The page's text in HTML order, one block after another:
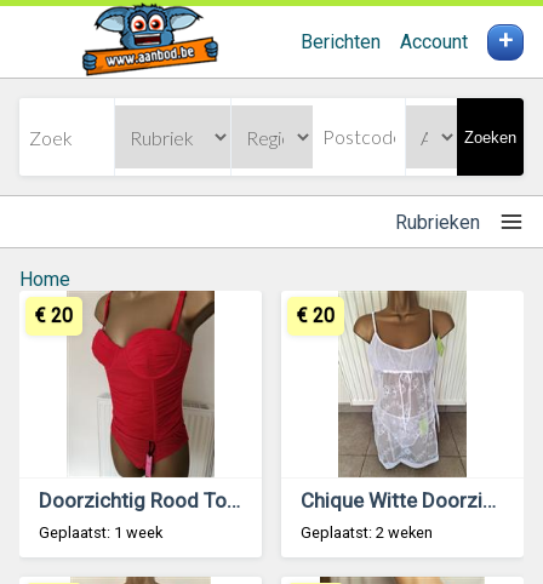
Berichten Account +
Zoeken
Rubrieken
Home
Doorzichtig Rood Torselet met String 75C en 70D
Geplaatst: 1 week
€ 20
Chique Witte Doorzichtige Babydoll met String
Geplaatst: 2 weken
€ 20